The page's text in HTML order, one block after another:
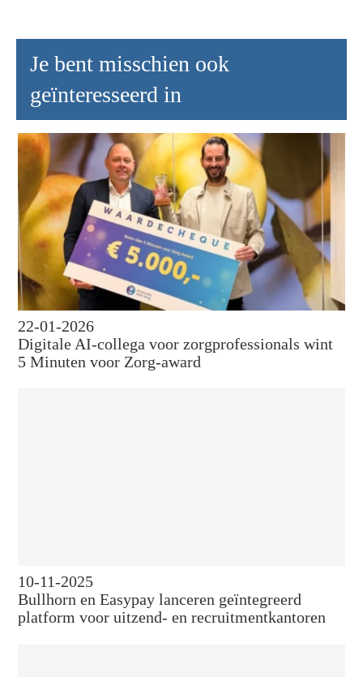
Je bent misschien ook
geïnteresseerd in
22-01-2026
Digitale AI-collega voor zorgprofessionals wint
5 Minuten voor Zorg-award
10-11-2025
Bullhorn en Easypay lanceren geïntegreerd
platform voor uitzend- en recruitmentkantoren